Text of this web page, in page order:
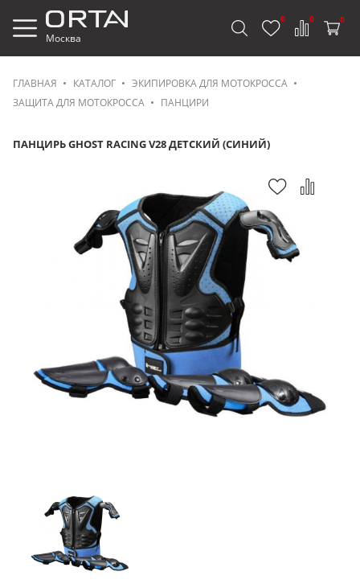
Москва
0 0 0
ГЛАВНАЯ КАТАЛОГ
ЭКИПИРОВКА ДЛЯ МОТОКРОССА
ЗАЩИТА ДЛЯ МОТОКРОССА
ПАНЦИРИ
ПАНЦИРЬ GHOST RACING V28 ДЕТСКИЙ (СИНИЙ)